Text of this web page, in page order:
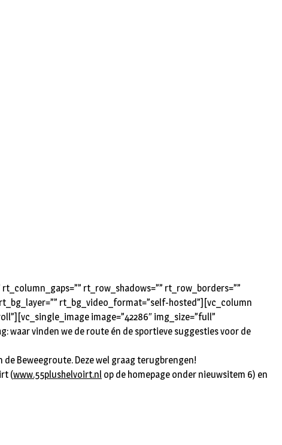
rt_row_shadows=”” rt_row_borders=””
rt_bg_video_format=”self-hosted”][vc_column
image=”42286″ img_size=”full”
waar vinden we de route én de sportieve suggesties voor de
Beweegroute. Deze wel graag terugbrengen!
(www.55plushelvoirt.nl op de homepage onder nieuwsitem 6) en